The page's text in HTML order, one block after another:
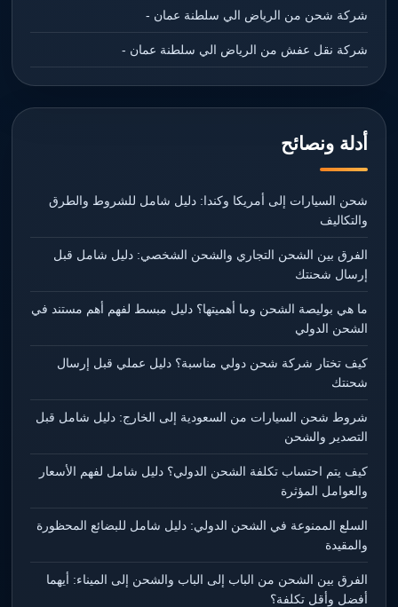
شركة شحن من الرياض الي سلطنة عمان -
شركة نقل عفش من الرياض الي سلطنة عمان -
أدلة ونصائح
شحن السيارات إلى أمريكا وكندا: دليل شامل للشروط والطرق
والتكاليف
الفرق بين الشحن التجاري والشحن الشخصي: دليل شامل قبل
إرسال شحنتك
ما هي بوليصة الشحن وما أهميتها؟ دليل مبسط لفهم أهم مستند في
الشحن الدولي
كيف تختار شركة شحن دولي مناسبة؟ دليل عملي قبل إرسال
شحنتك
شروط شحن السيارات من السعودية إلى الخارج: دليل شامل قبل
التصدير والشحن
كيف يتم احتساب تكلفة الشحن الدولي؟ دليل شامل لفهم الأسعار
والعوامل المؤثرة
السلع الممنوعة في الشحن الدولي: دليل شامل للبضائع المحظورة
والمقيدة
الفرق بين الشحن من الباب إلى الباب والشحن إلى الميناء: أيهما
أفضل وأقل تكلفة؟